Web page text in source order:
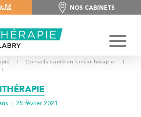
NOS CABINETS
NOS CABINETS
I Conseils santé en kinésithérapie
I
I
25 février 2021